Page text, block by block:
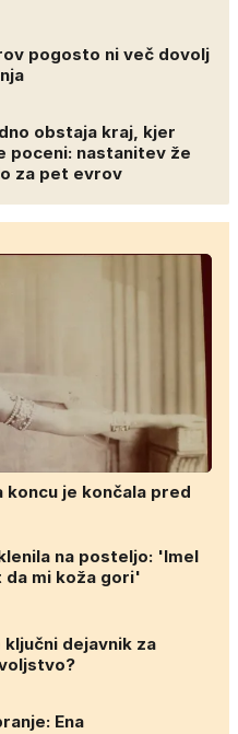
pogosto ni več dovolj
obstaja kraj, kjer
poceni: nastanitev že
za pet evrov
koncu je končala pred
na posteljo: 'Imel
mi koža gori'
ključni dejavnik za
Ena